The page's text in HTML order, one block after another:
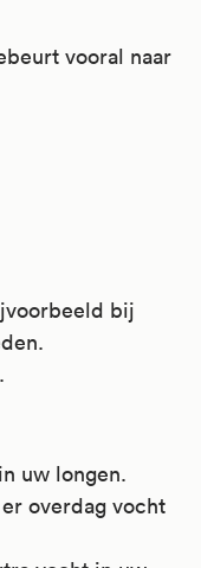
vooral naar
bij
uw longen.
overdag vocht